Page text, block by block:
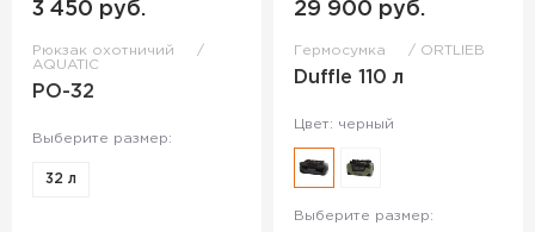
3 450 руб.
Рюкзак охотничий
AQUATIC
РО-32
Выберите размер:
32 л
29 900 руб.
Гермосумка ORTLIEB
Duffle 110 л
Цвет: черный
Выберите размер: